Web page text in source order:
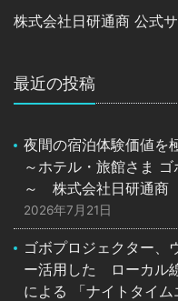
株式会社日研通商 公式サ
最近の投稿
夜間の宿泊体験価値を
～ホテル・旅館さま
～ 株式会社日研通商
2026年7月21日
ゴボプロジェクター、
ー活用した ローカル
による 「ナイトタイ